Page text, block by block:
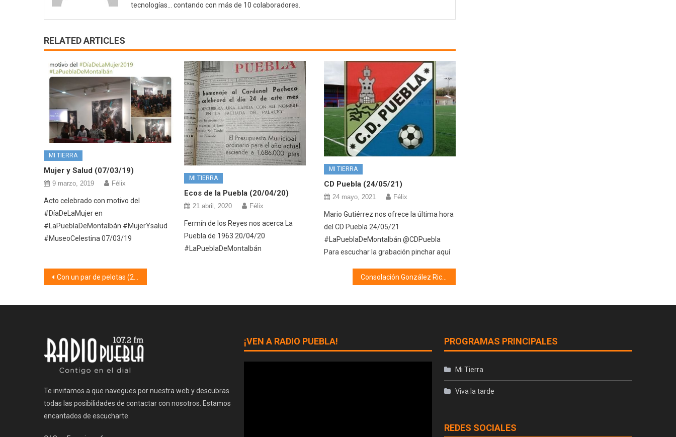
tecnologías… contando con más de 10 colaboradores.
RELATED ARTICLES
MI TIERRA
Mujer y Salud (07/03/19)
9 marzo, 2019 Félix
Acto celebrado con motivo del
#DíaDeLaMujer en
#LaPueblaDeMontalbán #MujerYsalud
#MuseoCelestina 07/03/19
MI TIERRA
Ecos de la Puebla (20/04/20)
21 abril, 2020 Félix
Fermín de los Reyes nos acerca La
Puebla de 1963 20/04/20
#LaPueblaDeMontalbán
MI TIERRA
CD Puebla (24/05/21)
24 mayo, 2021 Félix
Mario Gutiérrez nos ofrece la última hora
del CD Puebla 24/05/21
#LaPueblaDeMontalbán @CDPuebla
Para escuchar la grabación pinchar aquí
Navegación
Con un par de pelotas (25/05/26)
Te invitamos a que navegues por nuestra web y descubras
todas las posibilidades de contactar con nosotros. Estamos
encantados de escucharte.
¡VEN A RADIO PUEBLA! PROGRAMAS PRINCIPALES
Mi Tierra
Viva la tarde
REDES SOCIALES